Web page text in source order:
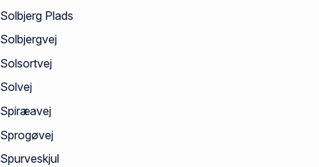
Solbjerg Plads
Solbjergvej
Solsortvej
Solvej
Spiræavej
Sprogøvej
Spurveskjul